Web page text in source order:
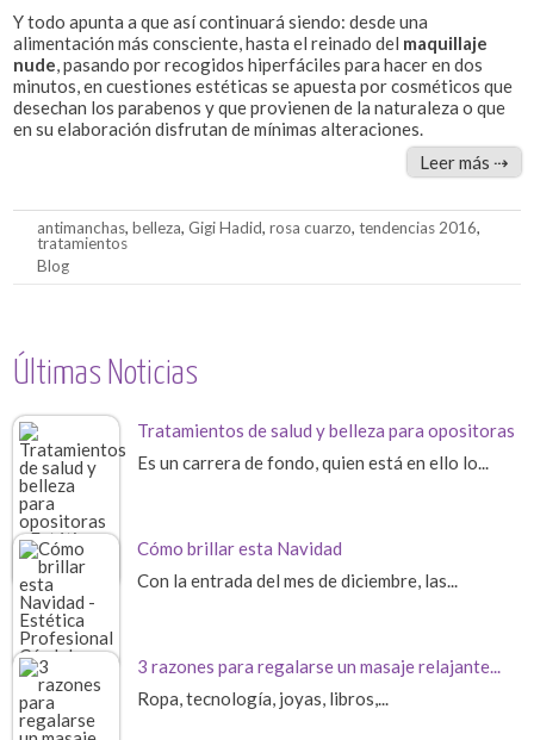
Y todo apunta a que así continuará siendo: desde una
alimentación más consciente, hasta el reinado del maquillaje
nude, pasando por recogidos hiperfáciles para hacer en dos
minutos, en cuestiones estéticas se apuesta por cosméticos que
desechan los parabenos y que provienen de la naturaleza o que
en su elaboración disfrutan de mínimas alteraciones.
Leer más ⇢
antimanchas,belleza,Gigi Hadid,rosa cuarzo,tendencias 2016,
tratamientos
Blog
Últimas Noticias
Tratamientos de salud y belleza para opositoras
Es un carrera de fondo, quien está en ello lo...
Cómo brillar esta Navidad
Con la entrada del mes de diciembre, las...
3 razones para regalarse un masaje relajante...
Ropa, tecnología, joyas, libros,...